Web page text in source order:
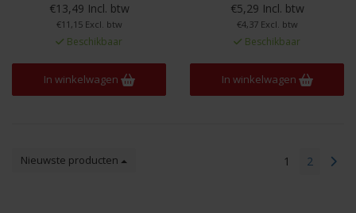
€13,49 Incl. btw
€11,15 Excl. btw
Beschikbaar
In winkelwagen
€5,29 Incl. btw
€4,37 Excl. btw
Beschikbaar
In winkelwagen
Nieuwste producten 1 2